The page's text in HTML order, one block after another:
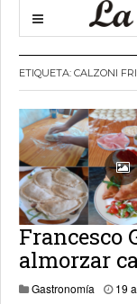
ETIQUETA: CALZONI
Francesco
almorzar
Gastronomía 19